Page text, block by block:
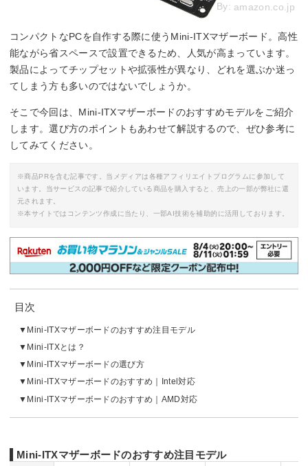
By: amazon.co.jp
コンパクトなPCを自作する際に使うMini-ITXマザーボード。高性
能ながら省スペースで設置できるため、人気が高まっています。
製品によってチップセットや拡張性が異なり、どれを選ぶか迷っ
てしまう方も多いのではないでしょうか。
そこで今回は、Mini-ITXマザーボードのおすすめモデルをご紹介
します。選び方のポイントもあわせて解説するので、ぜひ参考に
してみてください。
※商品PRを含む記事です。当メディアは各種アフィリエイトプログラムに参加して
います。当サービスの記事で紹介している商品を購入すると、売上の一部が弊社に還
元されます。
※本サイトではコンテンツ作成に当たり、一部AI技術を補助的に活用しております。
目次
Mini-ITXマザーボードのおすすめ注目モデル
Mini-ITXとは？
Mini-ITXマザーボードの選び方
Mini-ITXマザーボードのおすすめ｜Intel対応
Mini-ITXマザーボードのおすすめ｜AMD対応
Mini-ITXマザーボードのおすすめ注目モデル